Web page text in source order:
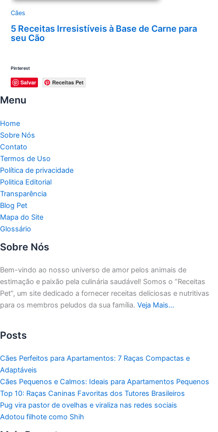
Cães
5 Receitas Irresistíveis à Base de Carne para
seu Cão
Pinterest
Salvar Receitas Pet
Menu
Home
Sobre Nós
Contato
Termos de Uso
Política de privacidade
Politica Editorial
Transparência
Blog Pet
Mapa do Site
Glossário
Sobre Nós
Bem-vindo ao nosso universo de amor pelos animais de
estimação e paixão pela culinária saudável! Somos o “Receitas
Pet”, um site dedicado a fornecer receitas deliciosas e nutritivas
para os membros peludos da sua família. Veja Mais…
Posts
Cães Perfeitos para Apartamentos: 7 Raças Compactas e
Adaptáveis
Cães Pequenos e Calmos: Ideais para Apartamentos Pequenos
Top 10: Raças Caninas Favoritas dos Tutores Brasileiros
Pug vira pastor de ovelhas e viraliza nas redes sociais
Adotou filhote como Shih